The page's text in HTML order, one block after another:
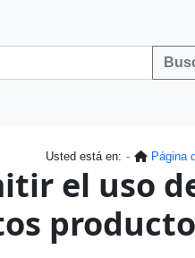
Usted está en: Página
el uso